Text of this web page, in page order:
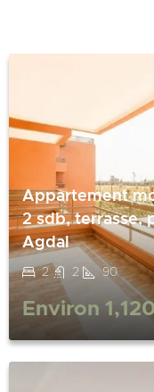
Appartement
2 sdb, terrasse,
Agdal
2 2 90
Environ